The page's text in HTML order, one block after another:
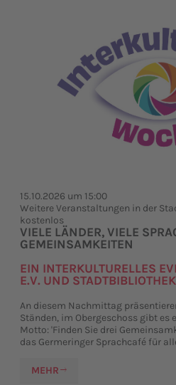
15.10.2026 um 15:00
Weitere Veranstaltungen in der
kostenlos
VIELE LÄNDER, VIELE
GEMEINSAMKEITEN
EIN INTERKULTURELLES
E.V. UND STADTBIBLIOTHEK
An diesem Nachmittag
Ständen, im Obergeschoss gibt es
Motto: 'Finden Sie drei
das Germeringer Sprachcafé für
MEHR